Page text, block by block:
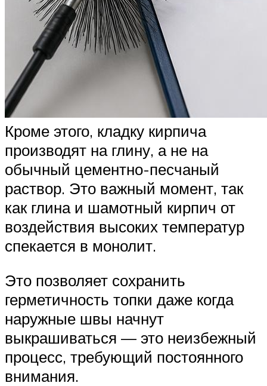
Кроме этого, кладку кирпича
производят на глину, а не на
обычный цементно-песчаный
раствор. Это важный момент, так
как глина и шамотный кирпич от
воздействия высоких температур
спекается в монолит.
Это позволяет сохранить
герметичность топки даже когда
наружные швы начнут
выкрашиваться — это неизбежный
процесс, требующий постоянного
внимания.